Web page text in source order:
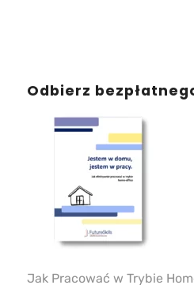
Odbierz
Jak Pracować w Trybie